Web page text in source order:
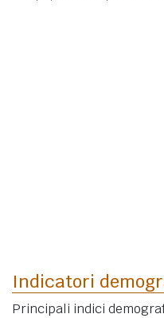
Indicatori
Principali indici